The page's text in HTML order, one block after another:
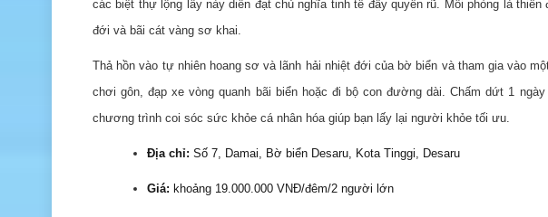
các biệt thự lộng lẫy này diễn đạt chủ nghĩa tinh tế đầy quyến rũ. Mỗi phòng là
đới và bãi cát vàng sơ khai.
Thả hồn vào tự nhiên hoang sơ và lãnh hải nhiệt đới của bờ biển và tham gia vào
chơi gôn, đạp xe vòng quanh bãi biển hoặc đi bộ con đường dài. Chấm dứt 1
chương trình coi sóc sức khỏe cá nhân hóa giúp bạn lấy lại người khỏe tối ưu.
Địa chỉ: Số 7, Damai, Bờ biển Desaru, Kota Tinggi, Desaru
Giá: khoảng 19.000.000 VNĐ/đêm/2 người lớn